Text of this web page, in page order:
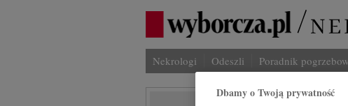
Nekrologi Odeszli Poradnik
Dbamy o Twoją prywatność